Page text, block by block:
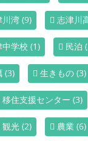
川湾 (9) 志津川
中学校 (1) 民泊
(3) 生きもの (3)
移住支援センター (3)
観光 (2) 農業 (6)